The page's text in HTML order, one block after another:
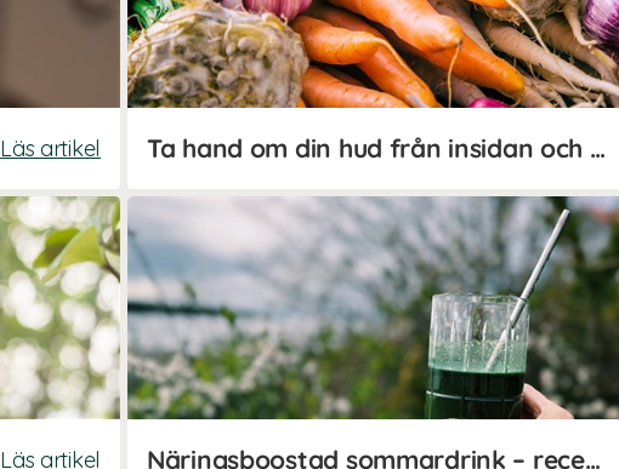
Läs artikel Ta hand om din hud från insidan och ut
Läs artikel Näringsboostad sommardrink – recept av Johanna Hector